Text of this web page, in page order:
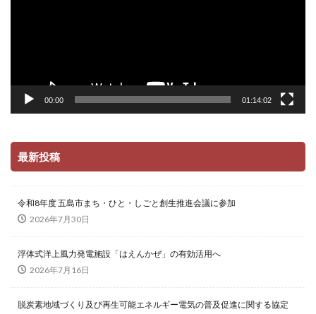
00:00 01:14:02
最新投稿
令和8年度 五島市まち・ひと・しごと創生推進会議に参加
2026年7月30日
浮体式洋上風力発電施設「はえんかぜ」の有効活用へ
2026年7月16日
脱炭素地域づくり及び再生可能エネルギー電気の普及促進に関する協定